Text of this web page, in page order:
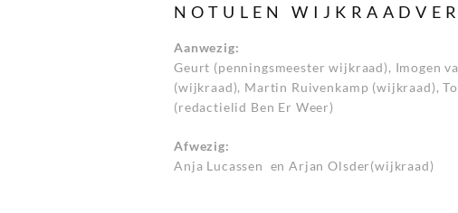
NOTULEN
Aanwezig:
Geurt (penningsmeester wijkraad), Imogen
(wijkraad), Martin Ruivenkamp (wijkraad),
(redactielid Ben Er Weer)
Afwezig:
Anja Lucassen en Arjan Olsder(wijkraad)